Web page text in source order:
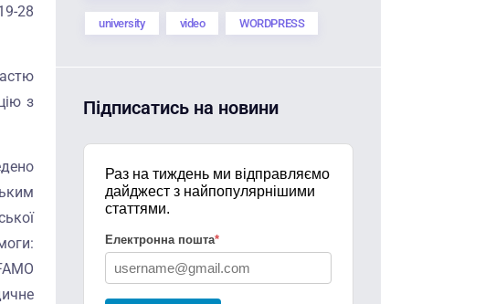
28
з
university video WORDPRESS
Підписатись на новини
Раз на тиждень ми відправляємо
дайджест з найпопулярнішими
статтями.
Електронна пошта*